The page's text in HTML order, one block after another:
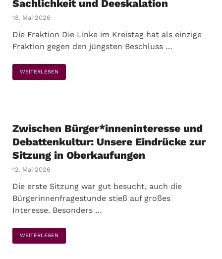
Sachlichkeit und Deeskalation
18. Mai 2026
Die Fraktion Die Linke im Kreistag hat als einzige
Fraktion gegen den jüngsten Beschluss …
WEITERLESEN
Zwischen Bürger*inneninteresse und
Debattenkultur: Unsere Eindrücke zur
Sitzung in Oberkaufungen
12. Mai 2026
Die erste Sitzung war gut besucht, auch die
Bürgerinnenfragestunde stieß auf großes
Interesse. Besonders …
WEITERLESEN